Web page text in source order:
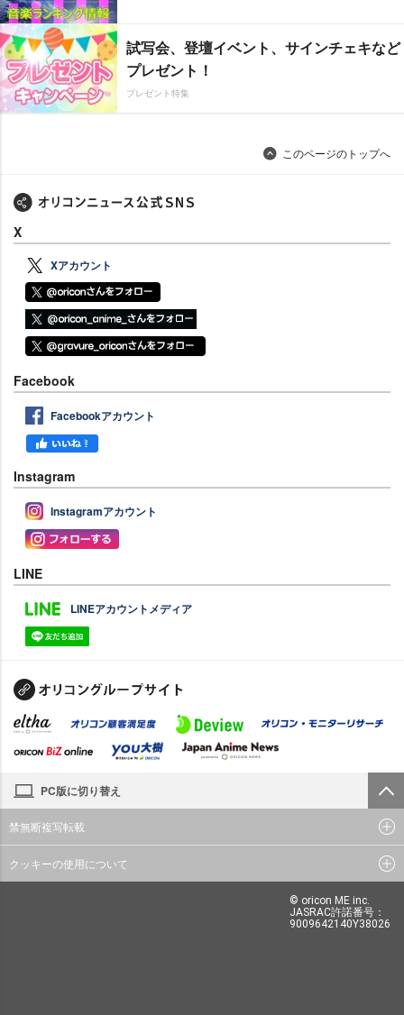
試写会、登壇イベント、サインチェキなど
プレゼント！
プレゼント特集
このページのトップへ
X
Xアカウント
Facebook
Facebookアカウント
Instagram
Instagramアカウント
LINE
LINEアカウントメディア
PC版に切り替え
禁無断複写転載
クッキーの使用について
© oricon ME inc.
JASRAC許諾番号：
9009642140Y38026